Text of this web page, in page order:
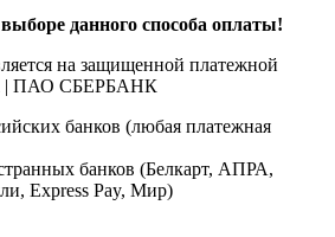
данного способа оплаты!
на защищенной платежной
| ПАО СБЕРБАНК
банков (любая платежная
банков (Белкарт, АПРА,
Express Pay, Мир)